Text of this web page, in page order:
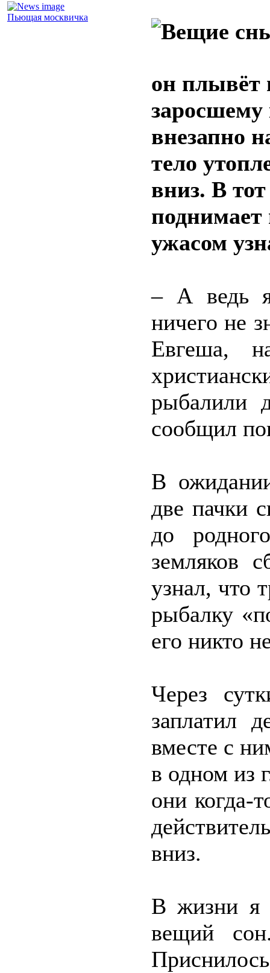
Пьющая москвичка
он плывёт
внезапно
тело
вниз. В
ужасом
– А ведь
ничего не
Евгеша,
рыбалили
сообщил
В
две пачки
до
земляков
узнал, что
рыбалку
его никто
Через
заплатил
вместе с
в одном из
они когда-
вниз.
В жизни я
вещий